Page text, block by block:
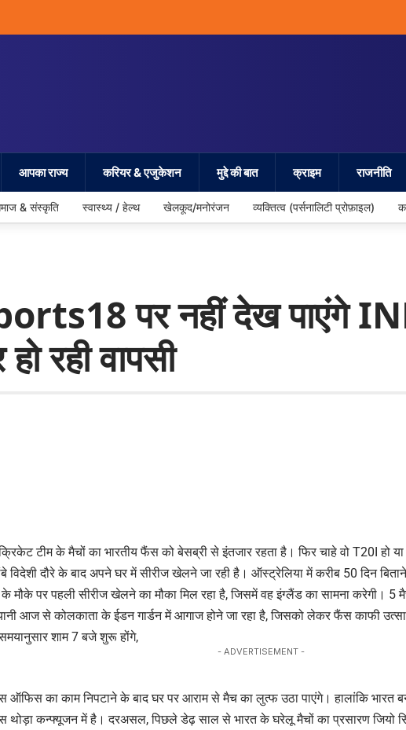
आपका राज्य करियर & एजुकेशन मुद्दे की बात क्राइम राजनीति
& संस्कृति स्वास्थ्य / हेल्थ खेलकूद/मनोरंजन व्यक्तित्व (पर्सनालिटी प्रोफ़ाइल)
पर नहीं देख पाएंगे
रही वापसी
टीम के मैचों का भारतीय फैंस को बेसब्री से इंतजार रहता है। फिर चाहे वो T20I हो
विदेशी दौरे के बाद अपने घर में सीरीज खेलने जा रही है। ऑस्ट्रेलिया में करीब 50 दिन
मौके पर पहली सीरीज खेलने का मौका मिल रहा है, जिसमें वह इंग्लैंड का सामना करेगी। 5
आज से कोलकाता के ईडन गार्डन में आगाज होने जा रहा है, जिसको लेकर फैंस काफी
शाम 7 बजे शुरू होंगे,
- ADVERTISEMENT -
ऑफिस का काम निपटाने के बाद घर पर आराम से मैच का लुत्फ उठा पाएंगे। हालांकि भारत
कन्फ्यूजन में है। दरअसल, पिछले डेढ़ साल से भारत के घरेलू मैचों का प्रसारण जियो